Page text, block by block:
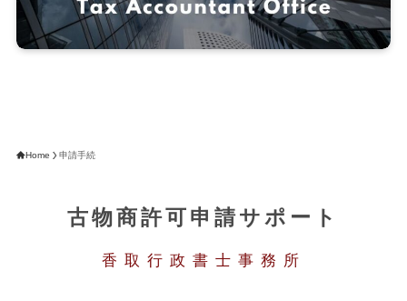
Home 申請手続
古物商許可申請サポート
香取行政書士事務所